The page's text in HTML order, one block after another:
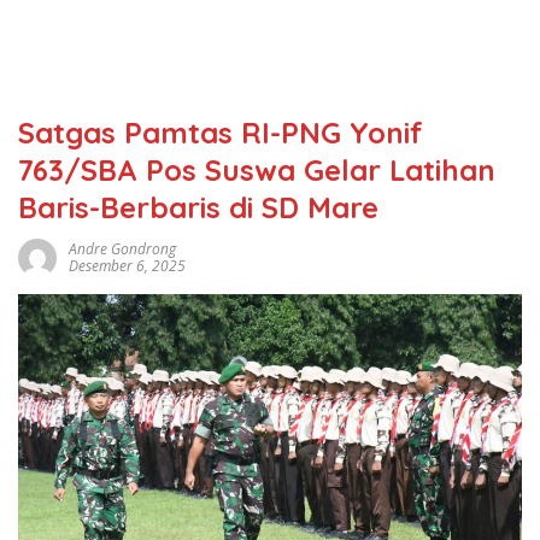
Satgas Pamtas RI-PNG Yonif
763/SBA Pos Suswa Gelar Latihan
Baris-Berbaris di SD Mare
Andre Gondrong
Desember 6, 2025